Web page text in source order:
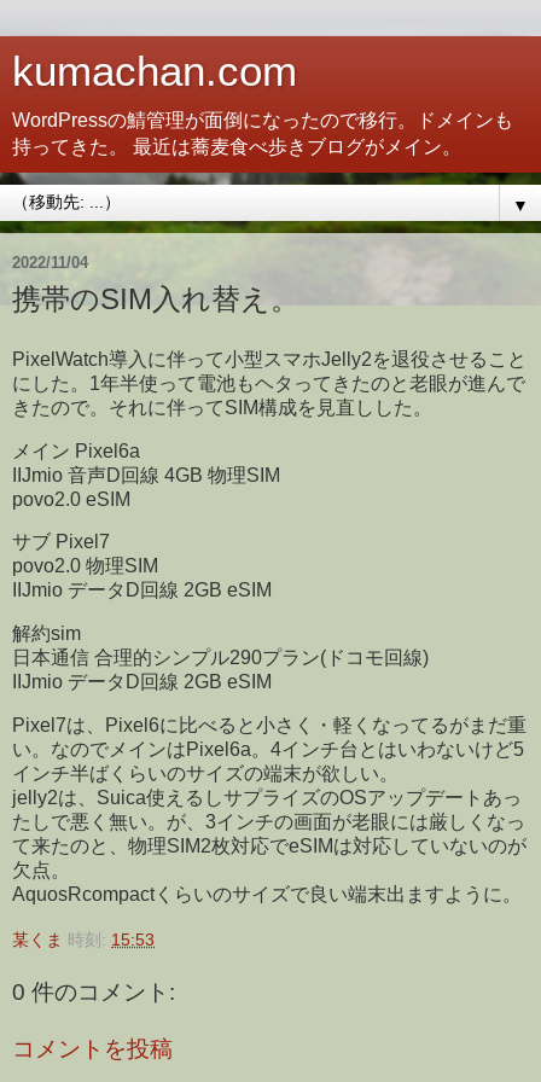
kumachan.com
WordPressの鯖管理が面倒になったので移行。ドメインも
持ってきた。 最近は蕎麦食べ歩きブログがメイン。
▼
2022/11/04
携帯のSIM入れ替え。
PixelWatch導入に伴って小型スマホJelly2を退役させること
にした。1年半使って電池もヘタってきたのと老眼が進んで
きたので。それに伴ってSIM構成を見直しした。
メイン Pixel6a
IIJmio 音声D回線 4GB 物理SIM
povo2.0 eSIM
サブ Pixel7
povo2.0 物理SIM
IIJmio データD回線 2GB eSIM
解約sim
日本通信 合理的シンプル290プラン(ドコモ回線)
IIJmio データD回線 2GB eSIM
Pixel7は、Pixel6に比べると小さく・軽くなってるがまだ重
い。なのでメインはPixel6a。4インチ台とはいわないけど5
インチ半ばくらいのサイズの端末が欲しい。
jelly2は、Suica使えるしサプライズのOSアップデートあっ
たしで悪く無い。が、3インチの画面が老眼には厳しくなっ
て来たのと、物理SIM2枚対応でeSIMは対応していないのが
欠点。
AquosRcompactくらいのサイズで良い端末出ますように。
某くま 時刻: 15:53
0 件のコメント:
コメントを投稿